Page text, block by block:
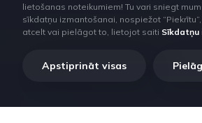
lietošanas noteikumiem! Tu vari sniegt
sīkdatņu izmantošanai, nospiežot
atcelt vai pielāgot to, lietojot saiti
Apstiprināt visas